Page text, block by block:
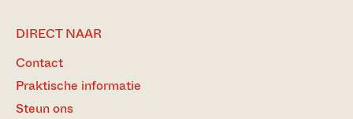
DIRECT NAAR
Contact
Praktische informatie
Steun ons